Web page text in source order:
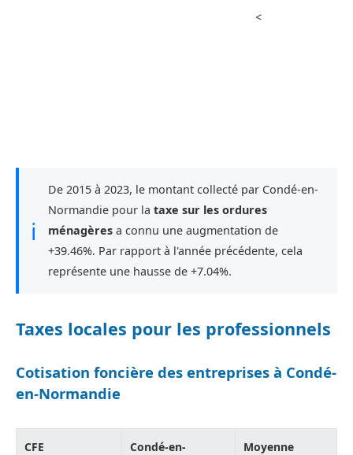
<
ℹ
De 2015 à 2023, le montant collecté par Condé-en-
Normandie pour la taxe sur les ordures
ménagères a connu une augmentation de
+39.46%. Par rapport à l'année précédente, cela
représente une hausse de +7.04%.
Taxes locales pour les professionnels
Cotisation foncière des entreprises à Condé-
en-Normandie
CFE
Condé-en-
Moyenne